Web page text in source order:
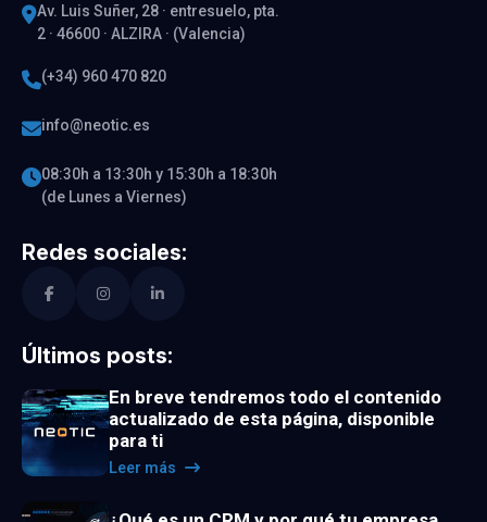
Av. Luis Suñer, 28 · entresuelo, pta.
2 · 46600 · ALZIRA · (Valencia)
(+34) 960 470 820
info@neotic.es
08:30h a 13:30h y 15:30h a 18:30h
(de Lunes a Viernes)
Redes sociales:
Últimos posts:
En breve tendremos todo el contenido
actualizado de esta página, disponible
para ti
Leer más